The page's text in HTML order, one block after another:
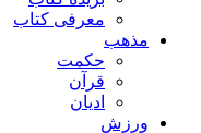
معرفی کتاب
مذهب
حکمت
قرآن
ادیان
ورزش